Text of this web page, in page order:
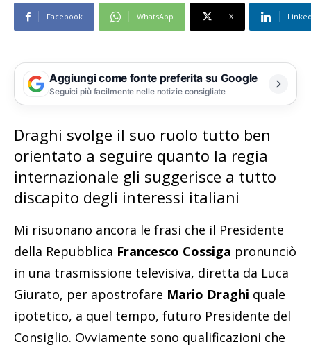
Facebook WhatsApp X
Aggiungi come fonte preferita su Google
Seguici più facilmente nelle notizie consigliate
Draghi svolge il suo ruolo tutto ben
orientato a seguire quanto la regia
internazionale gli suggerisce a tutto
discapito degli interessi italiani
Mi risuonano ancora le frasi che il Presidente
della Repubblica Francesco Cossiga pronunciò
in una trasmissione televisiva, diretta da Luca
Giurato, per apostrofare Mario Draghi quale
ipotetico, a quel tempo, futuro Presidente del
Consiglio. Ovviamente sono qualificazioni che